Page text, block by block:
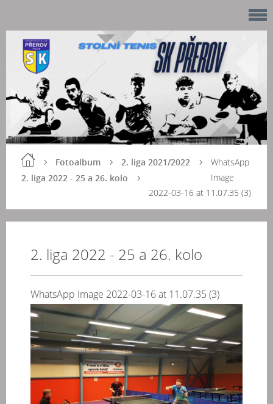
Fotoalbum
2. liga 2021/2022
2. liga 2022 - 25 a 26. kolo
WhatsApp
Image
2022-03-16 at 11.07.35 (3)
2. liga 2022 - 25 a 26. kolo
WhatsApp Image 2022-03-16 at 11.07.35 (3)